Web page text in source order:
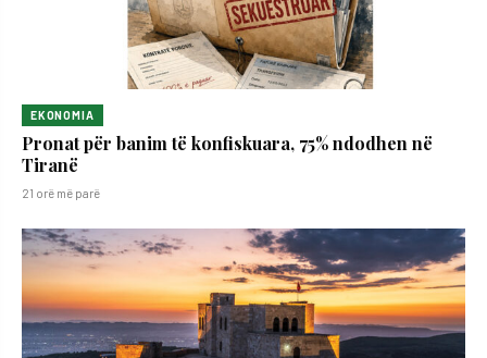
EKONOMIA
Pronat për banim të konfiskuara, 75% ndodhen në
Tiranë
21 orë më parë